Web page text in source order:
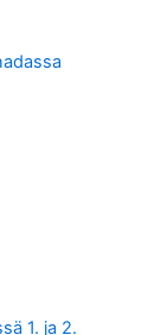
1. ja 2.